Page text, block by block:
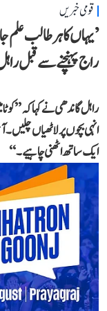
قومی خبریں
’یہاں کا ہر طالب
راج پہنچنے سے قبل
راہل گاندھی نے کہا کہ
انہی بچوں پر لاٹھیاں
ایک ساتھ اٹھنی چاہیے۔‘‘